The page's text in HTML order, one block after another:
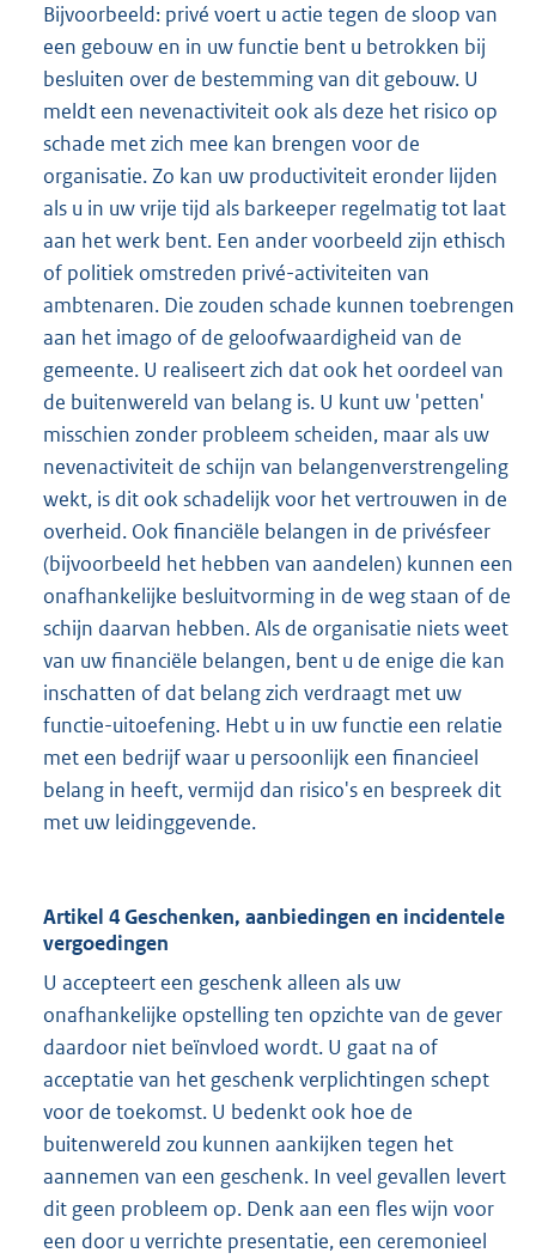
Bijvoorbeeld: privé voert u actie tegen de sloop van
een gebouw en in uw functie bent u betrokken bij
besluiten over de bestemming van dit gebouw. U
meldt een nevenactiviteit ook als deze het risico op
schade met zich mee kan brengen voor de
organisatie. Zo kan uw productiviteit eronder lijden
als u in uw vrije tijd als barkeeper regelmatig tot laat
aan het werk bent. Een ander voorbeeld zijn ethisch
of politiek omstreden privé-activiteiten van
ambtenaren. Die zouden schade kunnen toebrengen
aan het imago of de geloofwaardigheid van de
gemeente. U realiseert zich dat ook het oordeel van
de buitenwereld van belang is. U kunt uw 'petten'
misschien zonder probleem scheiden, maar als uw
nevenactiviteit de schijn van belangenverstrengeling
wekt, is dit ook schadelijk voor het vertrouwen in de
overheid. Ook financiële belangen in de privésfeer
(bijvoorbeeld het hebben van aandelen) kunnen een
onafhankelijke besluitvorming in de weg staan of de
schijn daarvan hebben. Als de organisatie niets weet
van uw financiële belangen, bent u de enige die kan
inschatten of dat belang zich verdraagt met uw
functie-uitoefening. Hebt u in uw functie een relatie
met een bedrijf waar u persoonlijk een financieel
belang in heeft, vermijd dan risico's en bespreek dit
met uw leidinggevende.
Artikel 4 Geschenken, aanbiedingen en incidentele
vergoedingen
U accepteert een geschenk alleen als uw
onafhankelijke opstelling ten opzichte van de gever
daardoor niet beïnvloed wordt. U gaat na of
acceptatie van het geschenk verplichtingen schept
voor de toekomst. U bedenkt ook hoe de
buitenwereld zou kunnen aankijken tegen het
aannemen van een geschenk. In veel gevallen levert
dit geen probleem op. Denk aan een fles wijn voor
een door u verrichte presentatie, een ceremonieel